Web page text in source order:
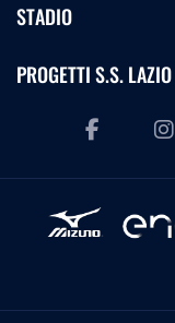
STADIO
PROGETTI S.S. LAZIO